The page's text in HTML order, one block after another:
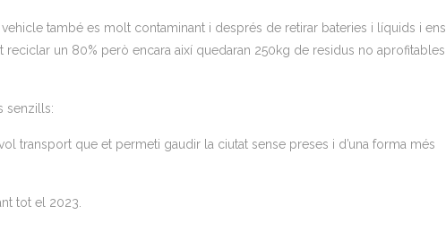
també es molt contaminant i després de retirar bateries i líquids i ens
un 80% però encara així quedaran 250kg de residus no aprofitables
senzills:
transport que et permeti gaudir la ciutat sense preses i d’una forma més
tot el 2023.